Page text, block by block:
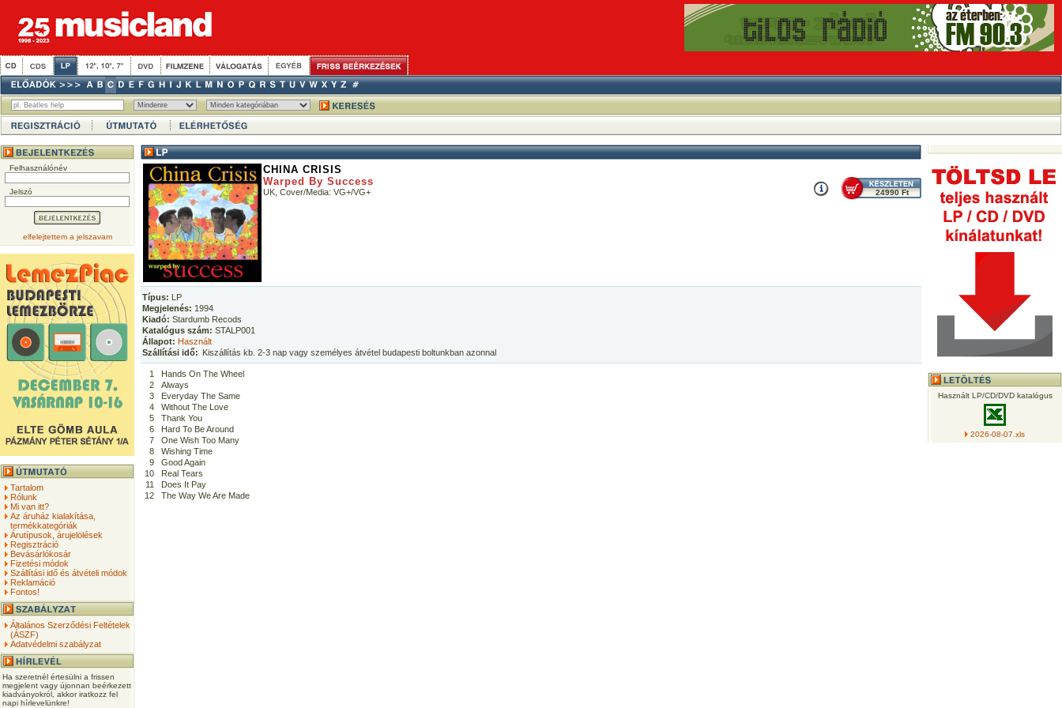
Felhasználónév
Jelszó
elfelejtettem a jelszavam
Tartalom
Rólunk
Mi van itt?
Az áruház kialakítása,
termékkategóriák
Árutípusok, árujelölések
Regisztráció
Bevásárlókosár
Fizetési módok
Szállítási idő és átvételi módok
Reklamáció
Fontos!
Általános Szerződési Feltételek
(ÁSZF)
Adatvédelmi szabályzat
Ha szeretnél értesülni a frissen
megjelent vagy újonnan beérkezett
kiadványokról, akkor iratkozz fel
napi hírlevelünkre!
CHINA CRISIS
Warped By Success
UK, Cover/Media: VG+/VG+ 24990 Ft
Típus: LP
Megjelenés: 1994
Kiadó: Stardumb Recods
Katalógus szám: STALP001
Állapot: Használt
Szállítási idő: Kiszállítás kb. 2-3 nap vagy személyes átvétel budapesti boltunkban azonnal
1
Hands On The Wheel
2
Always
3
Everyday The Same
4
Without The Love
5
Thank You
6
Hard To Be Around
7
One Wish Too Many
8
Wishing Time
9
Good Again
10
Real Tears
11
Does It Pay
12
The Way We Are Made
Használt LP/CD/DVD katalógus
2026-08-07.xls